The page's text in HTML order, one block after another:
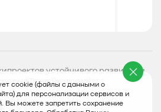
cookie (файлы с данными о
для персонализации сервисов и
Вы можете запретить сохранение
устойчивого развития и
(Фонд Экология)